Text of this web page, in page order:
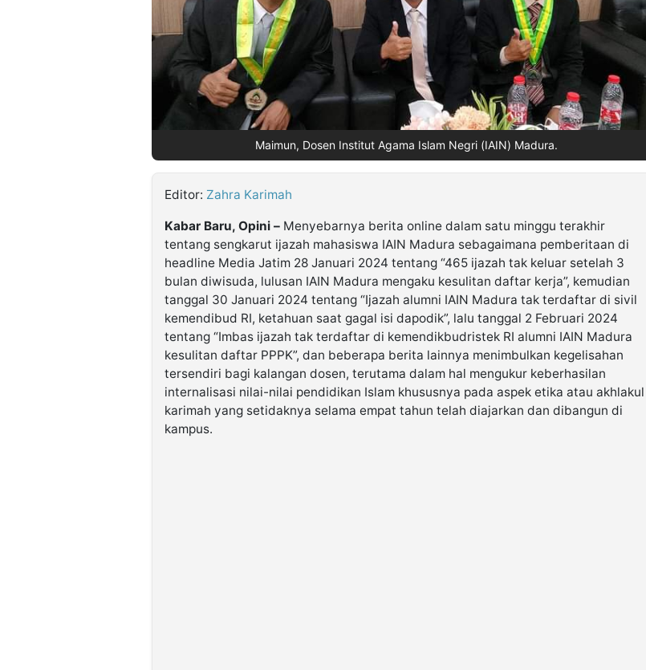
Maimun, Dosen Institut Agama Islam Negri (IAIN) Madura.
Editor: Zahra Karimah
Kabar Baru, Opini – Menyebarnya berita online dalam satu minggu terakhir
tentang sengkarut ijazah mahasiswa IAIN Madura sebagaimana pemberitaan di
headline Media Jatim 28 Januari 2024 tentang “465 ijazah tak keluar setelah 3
bulan diwisuda, lulusan IAIN Madura mengaku kesulitan daftar kerja”, kemudian
tanggal 30 Januari 2024 tentang “Ijazah alumni IAIN Madura tak terdaftar di sivil
kemendibud RI, ketahuan saat gagal isi dapodik”, lalu tanggal 2 Februari 2024
tentang “Imbas ijazah tak terdaftar di kemendikbudristek RI alumni IAIN Madura
kesulitan daftar PPPK”, dan beberapa berita lainnya menimbulkan kegelisahan
tersendiri bagi kalangan dosen, terutama dalam hal mengukur keberhasilan
internalisasi nilai-nilai pendidikan Islam khususnya pada aspek etika atau akhlakul
karimah yang setidaknya selama empat tahun telah diajarkan dan dibangun di
kampus.